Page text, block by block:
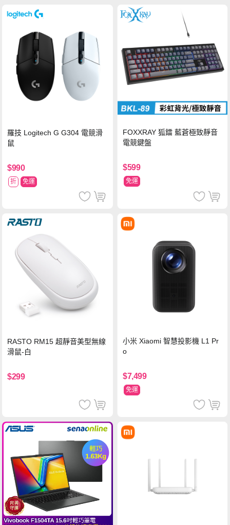
羅技 Logitech G G304 電競滑
鼠
$990
折 免運
FOXXRAY 狐鐳 藍蒼極致靜音
電競鍵盤
$599
免運
RASTO RM15 超靜音美型無線
滑鼠-白
$299
小米 Xiaomi 智慧投影機 L1 Pr
o
$7,499
免運